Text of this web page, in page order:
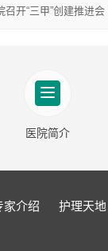
召开“三甲”创建推进会
医院简介
家介绍 护理天地